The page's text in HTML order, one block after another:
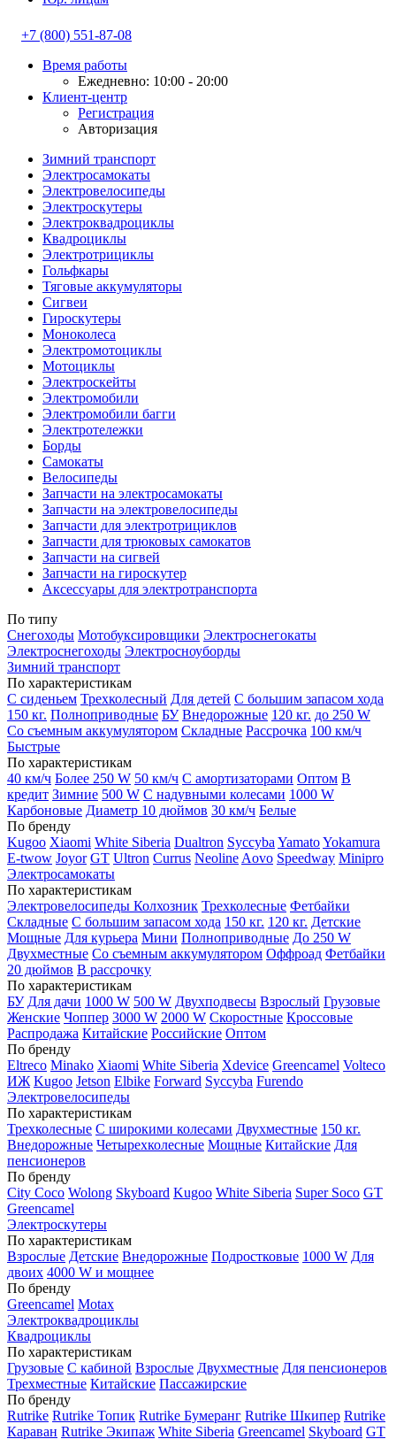
+7 (800) 551-87-08
Время работы
Ежедневно: 10:00 - 20:00
Клиент-центр
Регистрация
Авторизация
Зимний транспорт
Электросамокаты
Электровелосипеды
Электроскутеры
Электроквадроциклы
Квадроциклы
Электротрициклы
Гольфкары
Тяговые аккумуляторы
Сигвеи
Гироскутеры
Моноколеса
Электромотоциклы
Мотоциклы
Электроскейты
Электромобили
Электромобили багги
Электротележки
Борды
Самокаты
Велосипеды
Запчасти на электросамокаты
Запчасти на электровелосипеды
Запчасти для электротрициклов
Запчасти для трюковых самокатов
Запчасти на сигвей
Запчасти на гироскутер
Аксессуары для электротранспорта
По типу
Снегоходы Мотобуксировщики Электроснегокаты
Электроснегоходы Электросноуборды
Зимний транспорт
По характеристикам
С сиденьем Трехколесный Для детей С большим запасом хода
150 кг. Полноприводные БУ Внедорожные 120 кг. до 250 W
Со съемным аккумулятором Складные Рассрочка 100 км/ч
Быстрые
По характеристикам
40 км/ч Более 250 W 50 км/ч С амортизаторами Оптом В
кредит Зимние 500 W С надувными колесами 1000 W
Карбоновые Диаметр 10 дюймов 30 км/ч Белые
По бренду
Kugoo Xiaomi White Siberia Dualtron Syccyba YamatoYokamura
E-twow Joyor GT Ultron Currus Neoline Aovo Speedway Minipro
Электросамокаты
По характеристикам
Электровелосипеды Колхозник Трехколесные Фетбайки
Складные С большим запасом хода 150 кг. 120 кг. Детские
Мощные Для курьера Мини Полноприводные До 250 W
Двухместные Со съемным аккумулятором Оффроад Фетбайки
20 дюймов В рассрочку
По характеристикам
БУ Для дачи 1000 W 500 W Двухподвесы Взрослый Грузовые
Женские Чоппер 3000 W 2000 W Скоростные Кроссовые
Распродажа Китайские Российские Оптом
По бренду
Eltreco Minako Xiaomi White Siberia Xdevice Greencamel Volteco
ИЖ Kugoo Jetson Elbike Forward Syccyba Furendo
Электровелосипеды
По характеристикам
Трехколесные С широкими колесами Двухместные 150 кг.
Внедорожные Четырехколесные Мощные Китайские Для
пенсионеров
По бренду
City Coco Wolong Skyboard Kugoo White Siberia Super Soco GT
Greencamel
Электроскутеры
По характеристикам
Взрослые Детские Внедорожные Подростковые 1000 W Для
двоих 4000 W и мощнее
По бренду
Greencamel Motax
Электроквадроциклы
Квадроциклы
По характеристикам
Грузовые С кабиной Взрослые Двухместные Для пенсионеров
Трехместные Китайские Пассажирские
По бренду
Rutrike Rutrike Топик Rutrike Бумеранг Rutrike Шкипер Rutrike
Караван Rutrike Экипаж White Siberia Greencamel Skyboard GT